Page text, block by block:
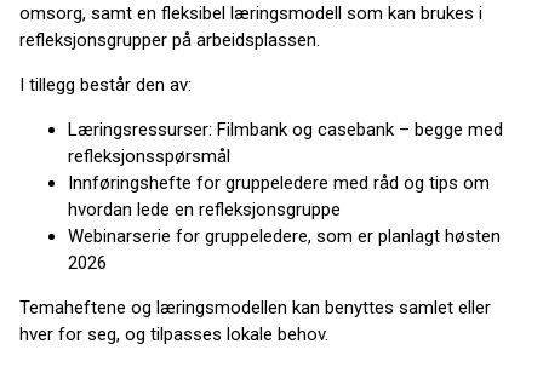
omsorg, samt en fleksibel læringsmodell som kan brukes i
refleksjonsgrupper på arbeidsplassen.
I tillegg består den av:
Læringsressurser: Filmbank og casebank – begge med
refleksjonsspørsmål
Innføringshefte for gruppeledere med råd og tips om
hvordan lede en refleksjonsgruppe
Webinarserie for gruppeledere, som er planlagt høsten
2026
Temaheftene og læringsmodellen kan benyttes samlet eller
hver for seg, og tilpasses lokale behov.